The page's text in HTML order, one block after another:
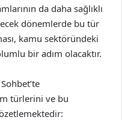
da daha sağlıklı
dönemlerde bu tür
kamu sektöründeki
bir adım olacaktır.
türlerini ve bu